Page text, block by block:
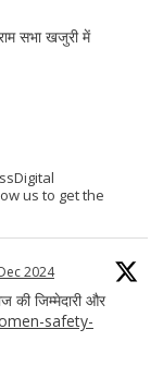
सभा खजुरी में
us to get the
2024
की जिम्मेदारी और
safety-